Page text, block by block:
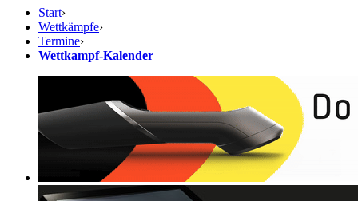
Start›
Wettkämpfe›
Termine›
Wettkampf-Kalender